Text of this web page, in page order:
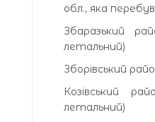
обл., яка
Збаразький
летальний)
Зборівський
Козівський
летальний)